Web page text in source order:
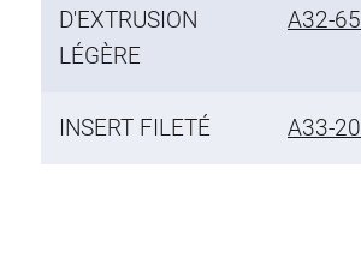
D'EXTRUSION
LÉGÈRE
A32-65
INSERT FILETÉ A33-20